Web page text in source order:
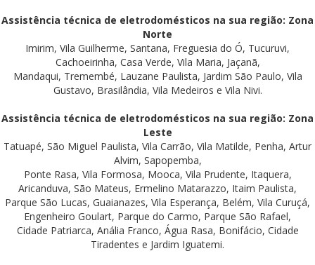
Assistência técnica de eletrodomésticos na sua região: Zona
Norte
Imirim, Vila Guilherme, Santana, Freguesia do Ó, Tucuruvi,
Cachoeirinha, Casa Verde, Vila Maria, Jaçanã,
Mandaqui, Tremembé, Lauzane Paulista, Jardim São Paulo, Vila
Gustavo, Brasilândia, Vila Medeiros e Vila Nivi.
Assistência técnica de eletrodomésticos na sua região: Zona
Leste
Tatuapé, São Miguel Paulista, Vila Carrão, Vila Matilde, Penha, Artur
Alvim, Sapopemba,
Ponte Rasa, Vila Formosa, Mooca, Vila Prudente, Itaquera,
Aricanduva, São Mateus, Ermelino Matarazzo, Itaim Paulista,
Parque São Lucas, Guaianazes, Vila Esperança, Belém, Vila Curuçá,
Engenheiro Goulart, Parque do Carmo, Parque São Rafael,
Cidade Patriarca, Anália Franco, Água Rasa, Bonifácio, Cidade
Tiradentes e Jardim Iguatemi.